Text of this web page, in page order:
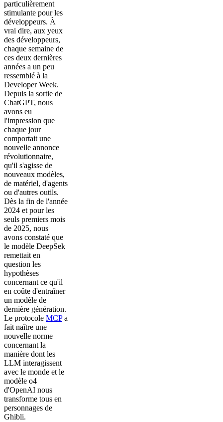
particulièrement
stimulante pour les
développeurs. À
vrai dire, aux yeux
des développeurs,
chaque semaine de
ces deux dernières
années a un peu
ressemblé à la
Developer Week.
Depuis la sortie de
ChatGPT, nous
avons eu
l'impression que
chaque jour
comportait une
nouvelle annonce
révolutionnaire,
qu'il s'agisse de
nouveaux modèles,
de matériel, d'agents
ou d'autres outils.
Dès la fin de l'année
2024 et pour les
seuls premiers mois
de 2025, nous
avons constaté que
le modèle DeepSek
remettait en
question les
hypothèses
concernant ce qu'il
en coûte d'entraîner
un modèle de
dernière génération.
Le protocole MCPa
fait naître une
nouvelle norme
concernant la
manière dont les
LLM interagissent
avec le monde et le
modèle o4
d'OpenAI nous
transforme tous en
personnages de
Ghibli.